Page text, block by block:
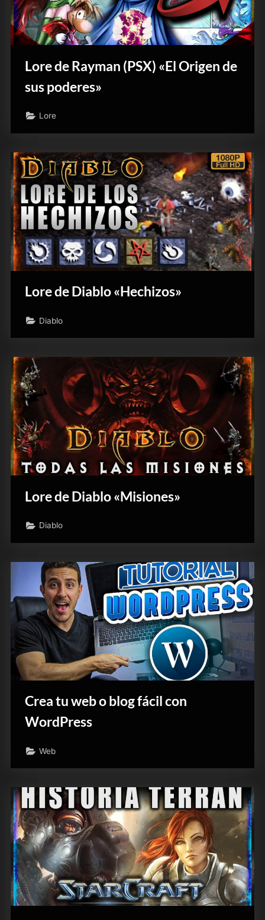
Lore de Rayman (PSX) «El Origen de
sus poderes»
Lore
Lore de Diablo «Hechizos»
Diablo
Lore de Diablo «Misiones»
Diablo
Crea tu web o blog fácil con
WordPress
Web